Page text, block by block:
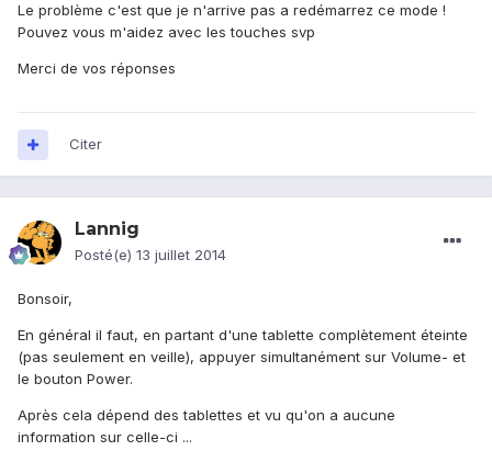
Le problème c'est que je n'arrive pas a redémarrez ce mode !
Pouvez vous m'aidez avec les touches svp
Merci de vos réponses
Citer
Lannig
Posté(e) 13 juillet 2014
Bonsoir,
En général il faut, en partant d'une tablette complètement éteinte
(pas seulement en veille), appuyer simultanément sur Volume- et
le bouton Power.
Après cela dépend des tablettes et vu qu'on a aucune
information sur celle-ci ...